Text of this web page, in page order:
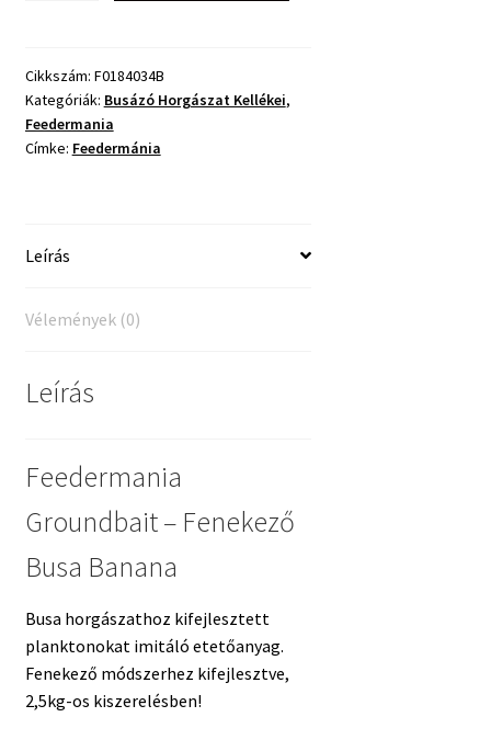
Busa
Banana
2500g
mennyiség
Cikkszám: F0184034B
Kategóriák: Busázó Horgászat Kellékei,
Feedermania
Címke: Feedermánia
Leírás
Vélemények (0)
Leírás
Feedermania
Groundbait – Fenekező
Busa Banana
Busa horgászathoz kifejlesztett
planktonokat imitáló etetőanyag.
Fenekező módszerhez kifejlesztve,
2,5kg-os kiszerelésben!